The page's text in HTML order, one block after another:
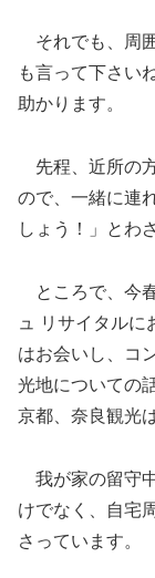
それでも、周
も言って下さい
助かります。
先程、近所の
ので、一緒に連
しょう！」とわ
ところで、今
ュ リサイタルに
はお会いし、コ
光地についての
京都、奈良観光
我が家の留守
けでなく、自宅
さっています。